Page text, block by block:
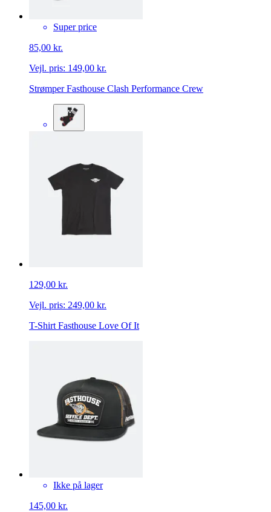
Super price
85,00 kr.
Vejl. pris: 149,00 kr.
Strømper Fasthouse Clash Performance Crew
129,00 kr.
Vejl. pris: 249,00 kr.
T-Shirt Fasthouse Love Of It
Ikke på lager
145,00 kr.